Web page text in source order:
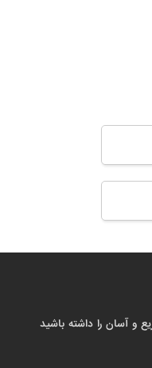
و آسان را داشته باشید